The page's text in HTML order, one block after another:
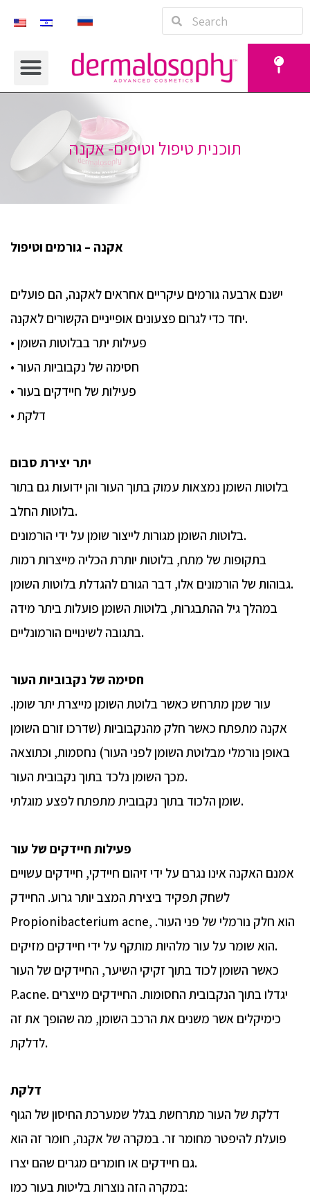
תוכנית טיפול וטיפים- אקנה
אקנה – גורמים וטיפול
ישנם ארבעה גורמים עיקריים אחראים לאקנה, הם פועלים
יחד כדי לגרום פצעונים אופייניים הקשורים לאקנה.
• פעילות יתר בבלוטות השומן
• חסימה של נקבוביות העור
• פעילות של חיידקים בעור
• דלקת
יתר יצירת סבום
בלוטות השומן נמצאות עמוק בתוך העור והן ידועות גם בתור
בלוטות החלב.
בלוטות השומן מגורות לייצור שומן על ידי הורמונים.
בתקופות של מתח, בלוטות יותרת הכליה מייצרות רמות
גבוהות של הורמונים אלו, דבר הגורם להגדלת בלוטות השומן.
במהלך גיל ההתבגרות, בלוטות השומן פועלות ביתר מידה
בתגובה לשינויים הורמונליים.
חסימה של נקבוביות העור
עור שמן מתרחש כאשר בלוטת השומן מייצרת יתר שומן.
אקנה מתפתח כאשר חלק מהנקבוביות (שדרכו זורם השומן
באופן נורמלי מבלוטת השומן לפני העור) נחסמות, וכתוצאה
מכך השומן נלכד בתוך נקבובית העור.
שומן הלכוד בתוך נקבובית מתפתח לפצע מוגלתי.
פעילות חיידקים של עור
אמנם האקנה אינו נגרם על ידי זיהום חיידקי, חיידקים עשויים
לשחק תפקיד ביצירת המצב יותר גרוע. החיידק
Propionibacterium acne, הוא חלק נורמלי של פני העור.
הוא שומר על עור מלהיות מותקף על ידי חיידקים מזיקים.
כאשר השומן לכוד בתוך זקיקי השיער, החיידקים של העור
P.acne. יגדלו בתוך הנקבובית החסומות. החיידקים מייצרים
כימיקלים אשר משנים את הרכב השומן, מה שהופך את זה
לדלקת.
דלקת
דלקת של העור מתרחשת בגלל שמערכת החיסון של הגוף
פועלת להיפטר מחומר זר. במקרה של אקנה, חומר זה הוא
גם חיידקים או חומרים מגרים שהם יצרו.
במקרה הזה נוצרות בליטות בעור כמו: